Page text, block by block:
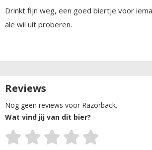
Drinkt fijn weg, een goed biertje voor
ale wil uit proberen.
Reviews
Nog geen reviews voor Razorback.
Wat vind jij van dit bier?